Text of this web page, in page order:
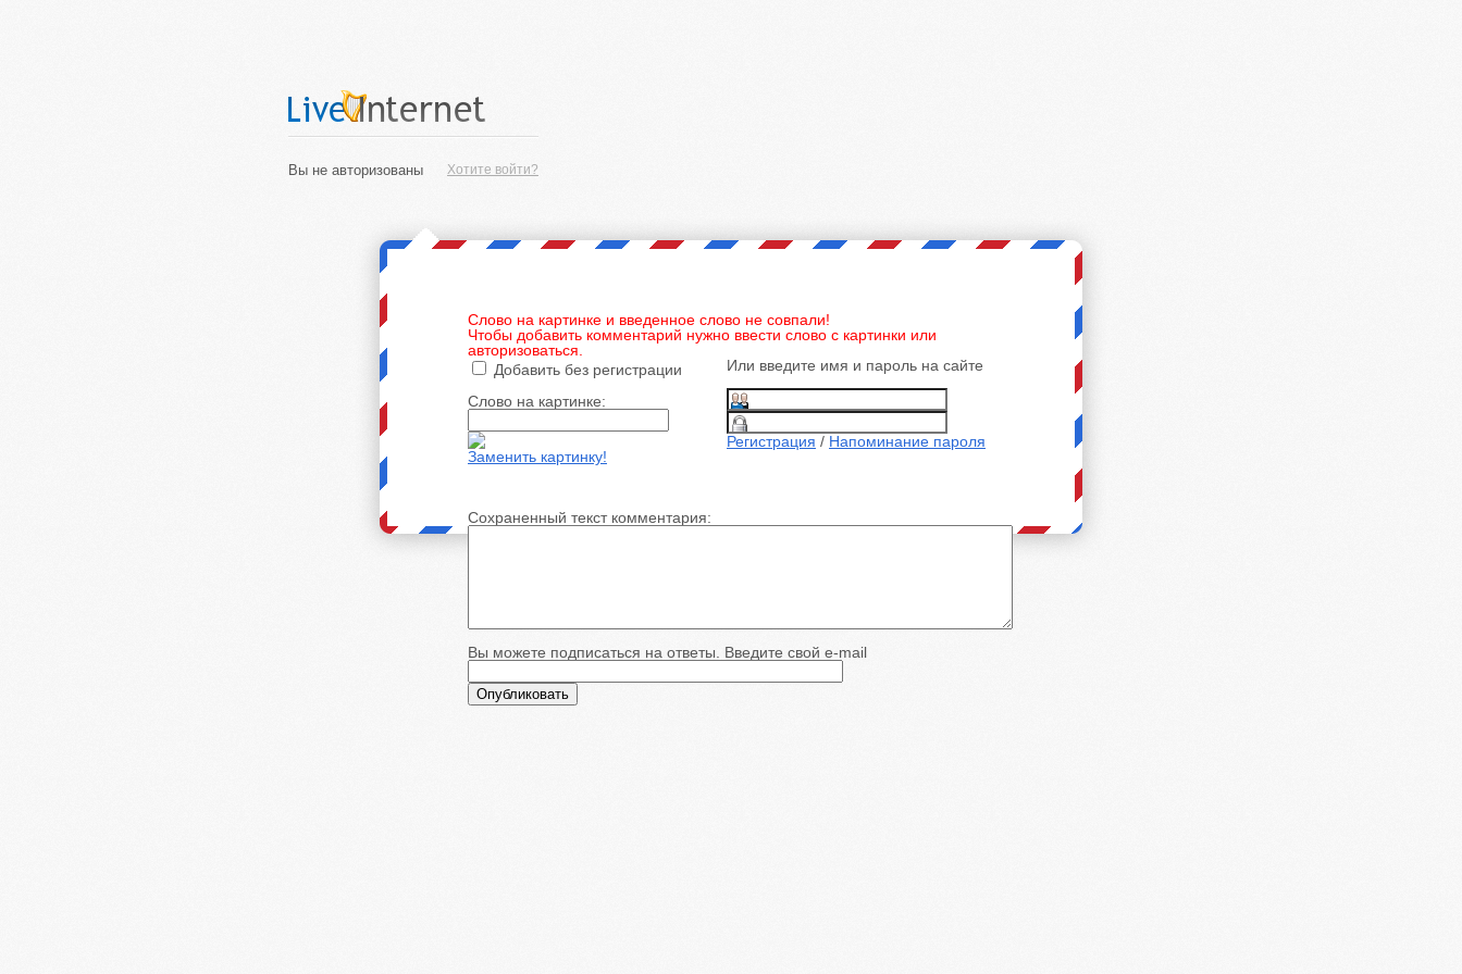
Хотите войти?
Вы не авторизованы
Слово на картинке и введенное слово не совпали!
Чтобы добавить комментарий нужно ввести слово с картинки или
авторизоваться.
Добавить без регистрации
Слово на картинке:
Заменить картинку!
Или введите имя и пароль на сайте
Регистрация / Напоминание пароля
Сохраненный текст комментария:
Вы можете подписаться на ответы. Введите свой e-mail